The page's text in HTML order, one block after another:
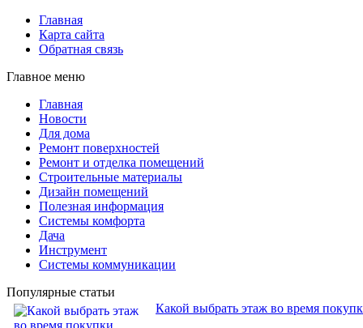
Главная
Карта сайта
Обратная связь
Главное меню
Главная
Новости
Для дома
Ремонт поверхностей
Ремонт и отделка помещений
Строительные материалы
Дизайн помещений
Полезная информация
Системы комфорта
Дача
Инструмент
Системы коммуникации
Популярные статьи
Какой выбрать этаж во время